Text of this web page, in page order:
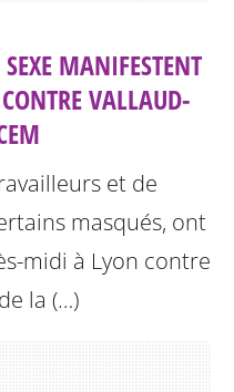
MANIFESTENT
VALLAUD-
et de
masqués, ont
midi à Lyon contre
la (…)